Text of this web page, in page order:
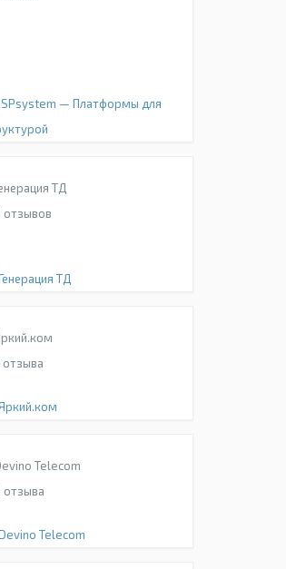
— Платформы для
ТД
отзывов
ТД
отзыва
Telecom
отзыва
Telecom